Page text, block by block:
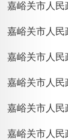
嘉峪关市人民
嘉峪关市人民
嘉峪关市人民
嘉峪关市人民
嘉峪关市人民